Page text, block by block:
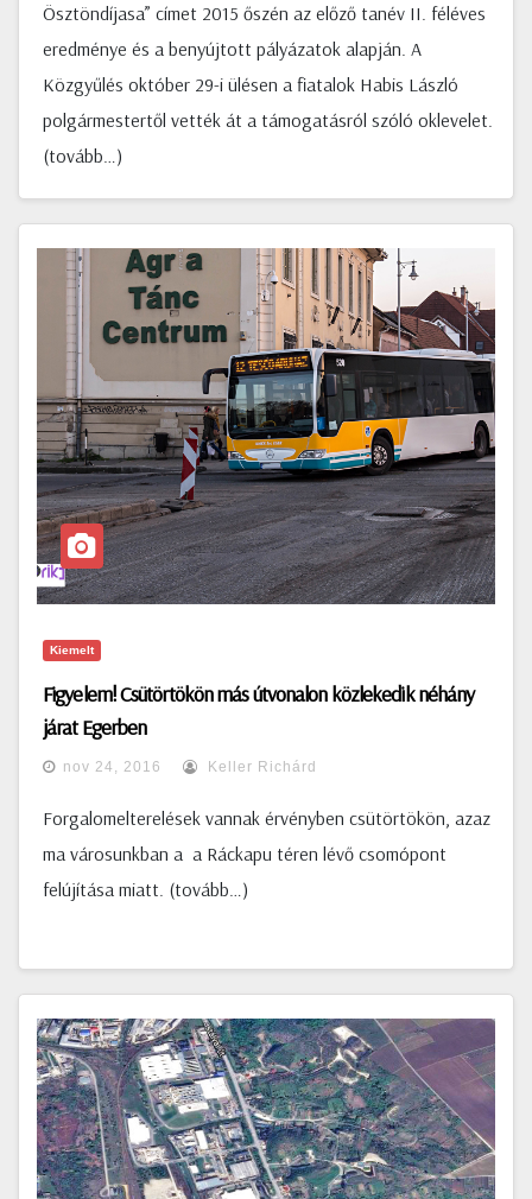
Ösztöndíjasa” címet 2015 őszén az előző tanév II. féléves
eredménye és a benyújtott pályázatok alapján. A
Közgyűlés október 29-i ülésen a fiatalok Habis László
polgármestertől vették át a támogatásról szóló oklevelet.
(tovább…)
Kiemelt
Figyelem! Csütörtökön más útvonalon közlekedik néhány
járat Egerben
nov 24, 2016 Keller Richárd
Forgalomelterelések vannak érvényben csütörtökön, azaz
ma városunkban a a Ráckapu téren lévő csomópont
felújítása miatt. (tovább…)